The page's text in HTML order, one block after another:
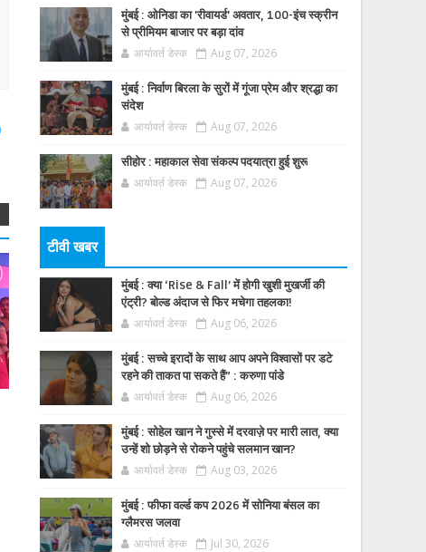
मुंबई : ओनिडा का 'रीवायर्ड’ अवतार, 100-इंच स्क्रीन
से प्रीमियम बाजार पर बड़ा दांव
आर्यावर्त डेस्क Aug 07, 2026
मुंबई : निर्वाण बिरला के सुरों में गूंजा प्रेम और श्रद्धा का
संदेश
आर्यावर्त डेस्क Aug 07, 2026
सीहोर : महाकाल सेवा संकल्प पदयात्रा हुई शुरू
आर्यावर्त डेस्क Aug 07, 2026
टीवी खबर
मुंबई : क्या ‘Rise & Fall’ में होगी खुशी मुखर्जी की
एंट्री? बोल्ड अंदाज से फिर मचेगा तहलका!
आर्यावर्त डेस्क Aug 06, 2026
मुंबई : सच्चे इरादों के साथ आप अपने विश्वासों पर डटे
रहने की ताकत पा सकते हैं” : करुणा पांडे
आर्यावर्त डेस्क Aug 06, 2026
मुंबई : सोहेल खान ने गुस्से में दरवाज़े पर मारी लात, क्या
उन्हें शो छोड़ने से रोकने पहुंचे सलमान खान?
आर्यावर्त डेस्क Aug 03, 2026
मुंबई : फीफा वर्ल्ड कप 2026 में सोनिया बंसल का
ग्लैमरस जलवा
आर्यावर्त डेस्क Jul 30, 2026